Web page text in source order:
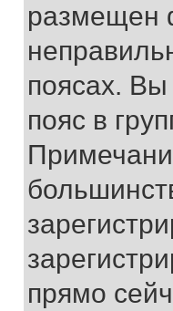
размещен
поясах.
пояс в
прямо